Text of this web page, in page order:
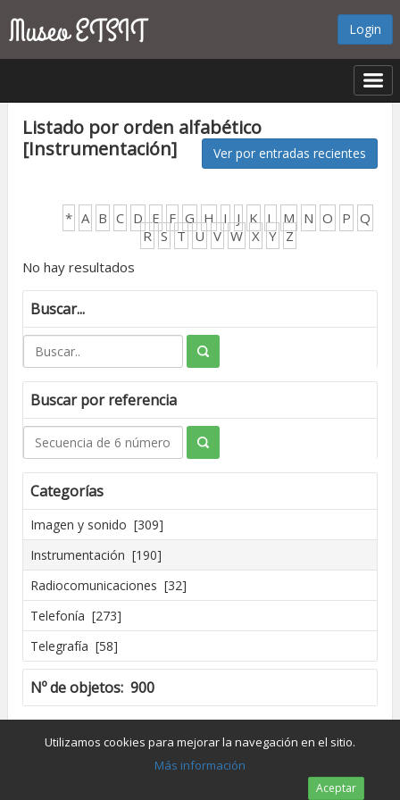
Login
Listado por orden alfabético
[Instrumentación]
Ver por entradas recientes
* A B C D E F G H I J K L M N O P Q
R S T U V W X Y Z
No hay resultados
Buscar...
Buscar por referencia
Categorías
Imagen y sonido [309]
Instrumentación [190]
Radiocomunicaciones [32]
Telefonía [273]
Telegrafía [58]
Nº de objetos: 900
Creado por José Madrid [2016]
Dpto. de Conservación y Restauración de Bienes Culturales - UPV
Utilizamos cookies para mejorar la navegación en el sitio.
Más información
Aceptar